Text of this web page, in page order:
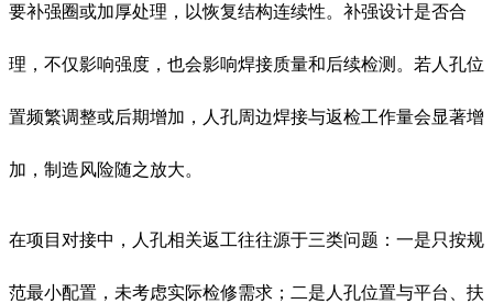
要补强圈或加厚处理，以恢复结构连续性。补强设计是否合
理，不仅影响强度，也会影响焊接质量和后续检测。若人孔位
置频繁调整或后期增加，人孔周边焊接与返检工作量会显著增
加，制造风险随之放大。
在项目对接中，人孔相关返工往往源于三类问题：一是只按规
范最小配置，未考虑实际检修需求；二是人孔位置与平台、扶